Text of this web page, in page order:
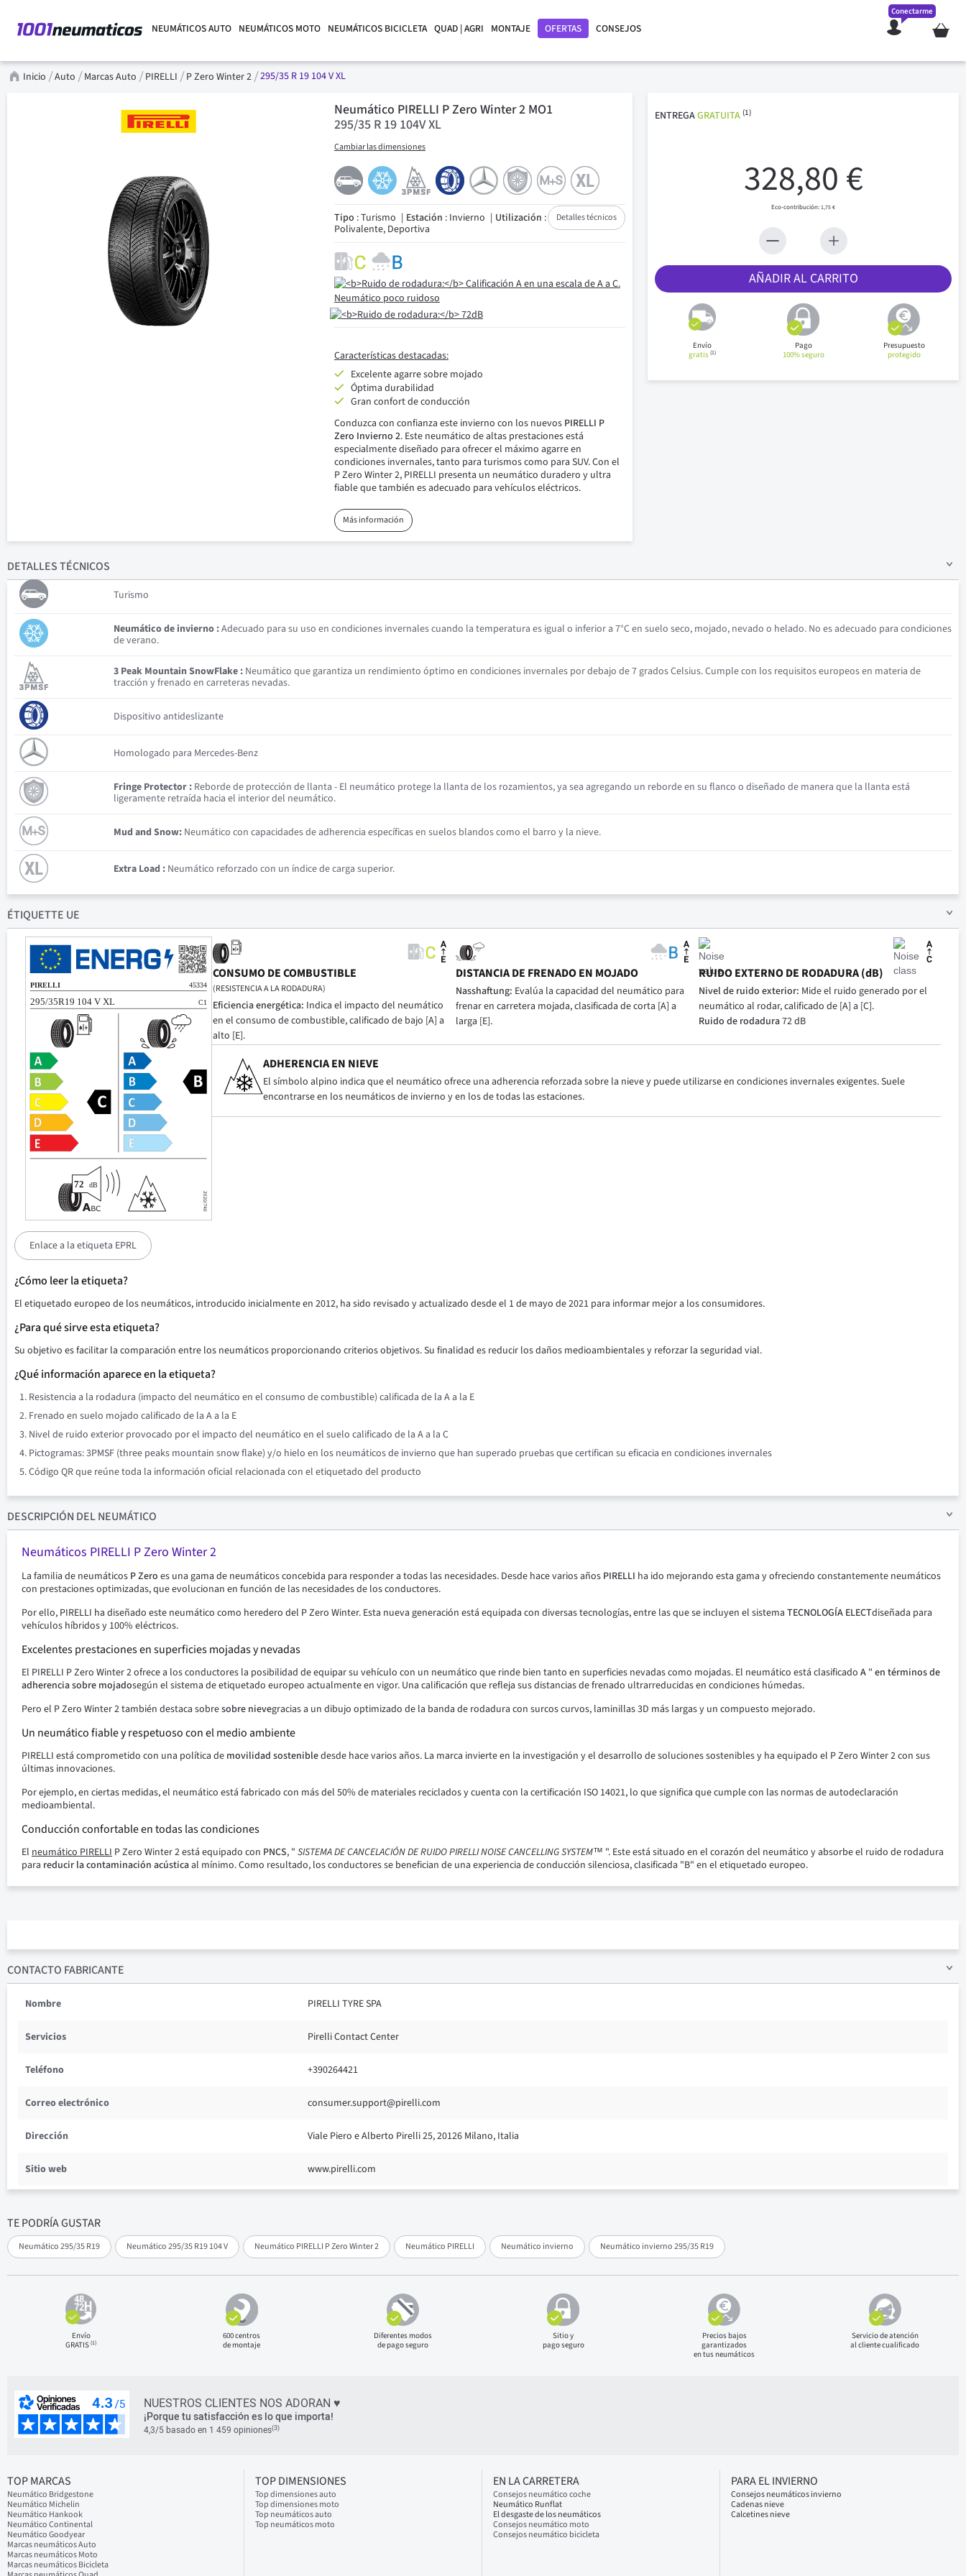
NEUMÁTICOS AUTO NEUMÁTICOS MOTO NEUMÁTICOS BICICLETA QUAD | AGRI MONTAJE OFERTAS CONSEJOS Mi cesta
Conectarme
Inicio Auto Marcas Auto PIRELLI P Zero Winter 2 295/35 R 19 104 V XL
Neumático PIRELLI P Zero Winter 2 MO1
295/35 R 19 104V XL
Cambiar las dimensiones
Detalles técnicos
Tipo : Turismo Estación : Invierno Utilización :
Polivalente, Deportiva
Características destacadas:
Excelente agarre sobre mojado
Óptima durabilidad
Gran confort de conducción
Conduzca con confianza este invierno con los nuevos PIRELLI P
Zero Invierno 2. Este neumático de altas prestaciones está
especialmente diseñado para ofrecer el máximo agarre en
condiciones invernales, tanto para turismos como para SUV. Con el
P Zero Winter 2, PIRELLI presenta un neumático duradero y ultra
fiable que también es adecuado para vehículos eléctricos.
Más información
ENTREGAGRATUITA (1)
328,80 €
1,75 €
AÑADIR AL CARRITO
Envío
gratis(1)
Pago
100% seguro
Presupuesto
protegido
TE PODRÍA GUSTAR
Neumático 295/35 R19 Neumático 295/35 R19 104 V Neumático PIRELLI P Zero Winter 2 Neumático PIRELLI Neumático invierno Neumático invierno 295/35 R19
DETALLESTÉCNICOS
Turismo
Neumático de invierno :Adecuado para su uso en condiciones invernales cuando la temperatura es igual o inferior a 7°C en suelo seco, mojado, nevado o helado. No es adecuado para condiciones
de verano.
3 Peak Mountain SnowFlake : Neumático que garantiza un rendimiento óptimo en condiciones invernales por debajo de 7 grados Celsius. Cumple con los requisitos europeos en materia de
tracción y frenado en carreteras nevadas.
Dispositivo antideslizante
Homologado para Mercedes-Benz
Fringe Protector : Reborde de protección de llanta - El neumático protege la llanta de los rozamientos, ya sea agregando un reborde en su flanco o diseñado de manera que la llanta está
ligeramente retraída hacia el interior del neumático.
Mud and Snow: Neumático con capacidades de adherencia específicas en suelos blandos como el barro y la nieve.
Extra Load : Neumático reforzado con un índice de carga superior.
ÉTIQUETTE UE
CONSUMO DE COMBUSTIBLE
(RESISTENCIA A LA RODADURA)
Eficiencia energética: Indica el impacto del neumático
en el consumo de combustible, calificado de bajo [A] a
alto [E].
DISTANCIA DE FRENADO EN MOJADO
Nasshaftung: Evalúa la capacidad del neumático para
frenar en carretera mojada, clasificada de corta [A] a
larga [E].
RUIDO EXTERNO DE RODADURA (dB)
Nivel de ruido exterior: Mide el ruido generado por el
neumático al rodar, calificado de [A] a [C].
Ruido de rodadura72 dB
ADHERENCIA EN NIEVE
El símbolo alpino indica que el neumático ofrece una adherencia reforzada sobre la nieve y puede utilizarse en condiciones invernales exigentes. Suele
encontrarse en los neumáticos de invierno y en los de todas las estaciones.
Enlace a la etiqueta EPRL
¿Cómo leer la etiqueta?
El etiquetado europeo de los neumáticos, introducido inicialmente en 2012, ha sido revisado y actualizado desde el 1 de mayo de 2021 para informar mejor a los consumidores.
¿Para qué sirve esta etiqueta?
Su objetivo es facilitar la comparación entre los neumáticos proporcionando criterios objetivos. Su finalidad es reducir los daños medioambientales y reforzar la seguridad vial.
¿Qué información aparece en la etiqueta?
Resistencia a la rodadura (impacto del neumático en el consumo de combustible) calificada de la A a la E
Frenado en suelo mojado calificado de la A a la E
Nivel de ruido exterior provocado por el impacto del neumático en el suelo calificado de la A a la C
Pictogramas: 3PMSF (three peaks mountain snow flake) y/o hielo en los neumáticos de invierno que han superado pruebas que certifican su eficacia en condiciones invernales
Código QR que reúne toda la información oficial relacionada con el etiquetado del producto
DESCRIPCIÓN DEL NEUMÁTICO
Neumáticos PIRELLI P Zero Winter 2
La familia de neumáticos P Zero es una gama de neumáticos concebida para responder a todas las necesidades. Desde hace varios años PIRELLI ha ido mejorando esta gama y ofreciendo constantemente neumáticos
con prestaciones optimizadas, que evolucionan en función de las necesidades de los conductores.
Por ello, PIRELLI ha diseñado este neumático como heredero del P Zero Winter. Esta nueva generación está equipada con diversas tecnologías, entre las que se incluyen el sistema TECNOLOGÍA ELECTdiseñada para
vehículos híbridos y 100% eléctricos.
Excelentes prestaciones en superficies mojadas y nevadas
El PIRELLI P Zero Winter 2 ofrece a los conductores la posibilidad de equipar su vehículo con un neumático que rinde bien tanto en superficies nevadas como mojadas. El neumático está clasificado A " en términos de
adherencia sobre mojadosegún el sistema de etiquetado europeo actualmente en vigor. Una calificación que refleja sus distancias de frenado ultrarreducidas en condiciones húmedas.
Pero el P Zero Winter 2 también destaca sobresobre nievegracias a un dibujo optimizado de la banda de rodadura con surcos curvos, laminillas 3D más largas y un compuesto mejorado.
Un neumático fiable y respetuoso con el medio ambiente
PIRELLI está comprometido con una política de movilidad sostenibledesde hace varios años. La marca invierte en la investigación y el desarrollo de soluciones sostenibles y ha equipado el P Zero Winter 2 con sus
últimas innovaciones.
Por ejemplo, en ciertas medidas, el neumático está fabricado con más del 50% de materiales reciclados y cuenta con la certificación ISO 14021, lo que significa que cumple con las normas de autodeclaración
medioambiental.
Conducción confortable en todas las condiciones
El neumático PIRELLI P Zero Winter 2 está equipado con PNCS, " SISTEMA DE CANCELACIÓN DE RUIDO PIRELLI NOISE CANCELLING SYSTEM™ ". Este está situado en el corazón del neumático y absorbe el ruido de rodadura
para reducir la contaminación acústicaal mínimo. Como resultado, los conductores se benefician de una experiencia de conducción silenciosa, clasificada "B" en el etiquetado europeo.
CONTACTO FABRICANTE
Nombre PIRELLI TYRE SPA
Servicios Pirelli Contact Center
Teléfono +390264421
Correo electrónico consumer.support@pirelli.com
Dirección Viale Piero e Alberto Pirelli 25, 20126 Milano, Italia
Sitio web www.pirelli.com
Envío
GRATIS(1)
600 centros
de montaje
Diferentes modos
de pago seguro
Sitio y
pago seguro
Precios bajos
garantizados
en tus neumáticos
Servicio de atención
al cliente cualificado
NUESTROS CLIENTES NOS ADORAN ♥
¡Porque tu satisfacción es lo que importa!
4,3/5 basado en 1 459 opiniones(3)
TOP MARCAS
Neumático Bridgestone
Neumático Michelin
Neumático Hankook
Neumático Continental
Neumático Goodyear
Marcas neumáticos Auto
Marcas neumáticos Moto
Marcas neumáticos Bicicleta
TOP DIMENSIONES
Top dimensiones auto
Top dimensiones moto
Top neumáticos auto
Top neumáticos moto
EN LA CARRETERA
Consejos neumático coche
Neumático Runflat
El desgaste de los neumáticos
Consejos neumático moto
Consejos neumático bicicleta
PARA EL INVIERNO
Consejos neumáticos invierno
Cadenas nieve
Calcetines nieve